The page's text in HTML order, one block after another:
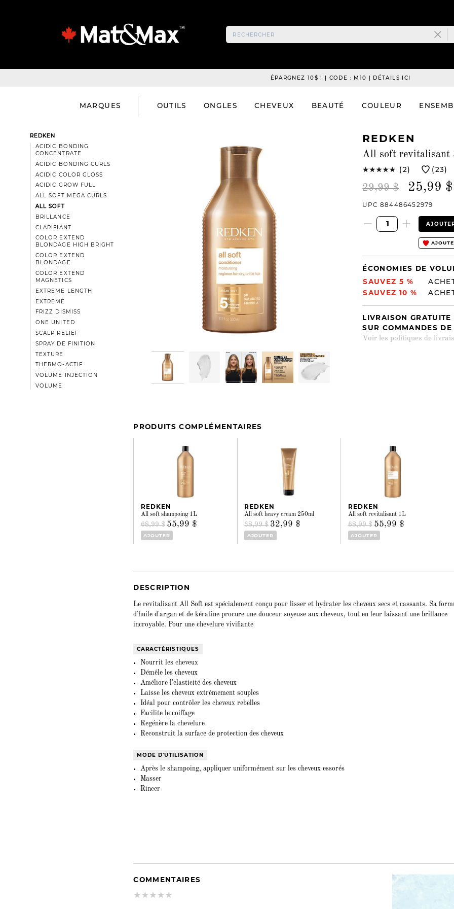
ÉPARGNEZ 10$ ! | CODE : M10 | DÉTAILS ICI
MARQUES OUTILS ONGLES CHEVEUX BEAUTÉ COULEUR
REDKEN
ACIDIC BONDING
CONCENTRATE
ACIDIC BONDING CURLS
ACIDIC COLOR GLOSS
ACIDIC GROW FULL
ALL SOFT MEGA CURLS
ALL SOFT
BRILLANCE
CLARIFIANT
COLOR EXTEND
BLONDAGE HIGH BRIGHT
COLOR EXTEND
BLONDAGE
COLOR EXTEND
MAGNETICS
EXTREME LENGTH
EXTREME
FRIZZ DISMISS
ONE UNITED
SCALP RELIEF
SPRAY DE FINITION
TEXTURE
THERMO-ACTIF
VOLUME INJECTION
VOLUME
REDKEN
All soft revitalisant
(2) (23)
29,99 $ 25,99 $
UPC 884486452979
ÉCONOMIES DE
SAUVEZ 5 %
SAUVEZ 10 %
LIVRAISON
SUR COMMANDES
Voir les politiques de
PRODUITS COMPLÉMENTAIRES
REDKEN
All soft shampoing 1L
68,99 $ 55,99 $
AJOUTER
REDKEN
All soft heavy cream 250ml
38,99 $ 32,99 $
AJOUTER
REDKEN
All soft revitalisant 1L
68,99 $ 55,99 $
AJOUTER
DESCRIPTION
Le revitalisant All Soft est spécialement conçu pour lisser et hydrater les cheveux secs et cassants. Sa
d'huile d'argan et de kératine procure une douceur soyeuse aux cheveux, tout en leur laissant une brillance
incroyable. Pour une chevelure vivifiante
CARACTÉRISTIQUES
Nourrit les cheveux
Démêle les cheveux
Améliore l'elasticité des cheveux
Laisse les cheveux extrêmement souples
Idéal pour contrôler les cheveux rebelles
Facilite le coiffage
Regénère la chevelure
Reconstruit la surface de protection des cheveux
MODE D'UTILISATION
Après le shampoing, appliquer uniformément sur les cheveux essorés
Masser
Rincer
COMMENTAIRES